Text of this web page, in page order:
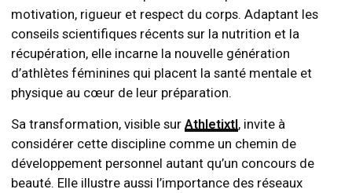
motivation, rigueur et respect du corps. Adaptant les
conseils scientifiques récents sur la nutrition et la
récupération, elle incarne la nouvelle génération
d’athlètes féminines qui placent la santé mentale et
physique au cœur de leur préparation.
Sa transformation, visible sur Athletixtl, invite à
considérer cette discipline comme un chemin de
développement personnel autant qu’un concours de
beauté. Elle illustre aussi l’importance des réseaux